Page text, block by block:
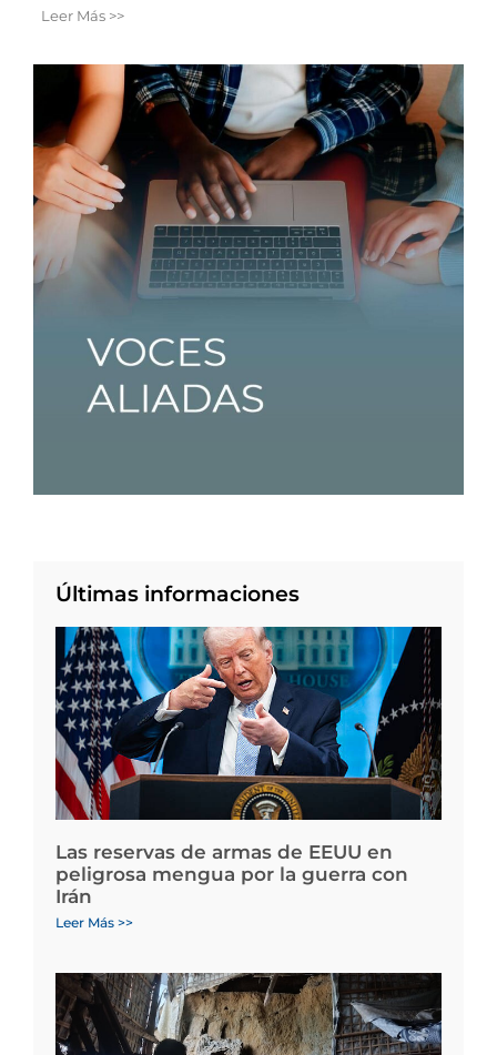
Leer Más >>
Últimas informaciones
Las reservas de armas de EEUU en
peligrosa mengua por la guerra con
Irán
Leer Más >>